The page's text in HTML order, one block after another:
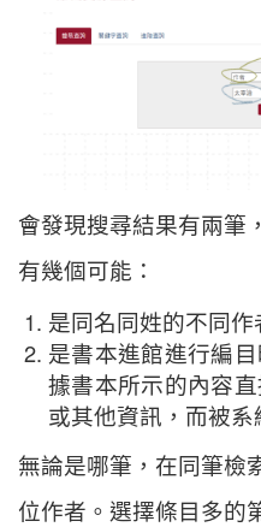
會發現搜尋結果有兩筆
有幾個可能：
是同名同姓的不同作
是書本進館進行編
據書本所示的內容
或其他資訊，而被系
無論是哪筆，在同筆檢
位作者。選擇條目多的